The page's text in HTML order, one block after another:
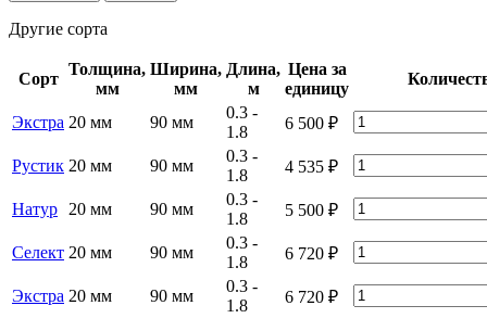
Другие сорта
Сорт
Толщина,
мм
Ширина,
мм
Длина,
м
Цена за
единицу
Экстра 20 мм 90 мм
0.3 -
1.8
6 500 ₽
Рустик 20 мм 90 мм
0.3 -
1.8
4 535 ₽
Натур 20 мм 90 мм
0.3 -
1.8
5 500 ₽
Селект 20 мм 90 мм
0.3 -
1.8
6 720 ₽
Экстра 20 мм 90 мм
0.3 -
1.8
6 720 ₽